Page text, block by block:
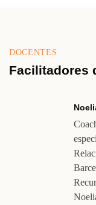
DOCENTES
Facilitadores